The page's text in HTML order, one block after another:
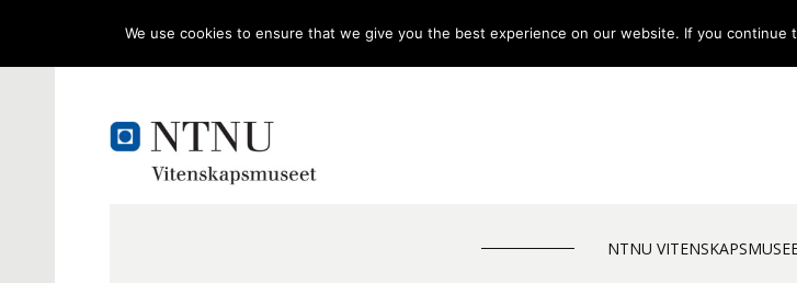
NTNU
We use cookies to ensure that we give you the best experience on our website. If you